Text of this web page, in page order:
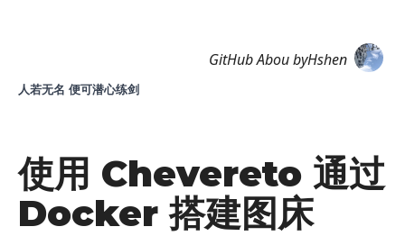
人若无名 便可潜心练剑
GitHubAboubyHshen
使用 Chevereto 通过
Docker 搭建图床